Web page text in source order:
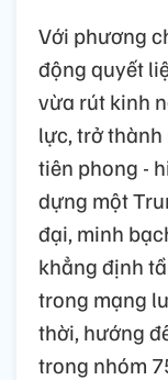
Với phương
động quyết
vừa rút kinh
lực, trở
tiên phong -
dựng một
đại, minh
khẳng định
trong mạng
thời, hướng
trong nhóm